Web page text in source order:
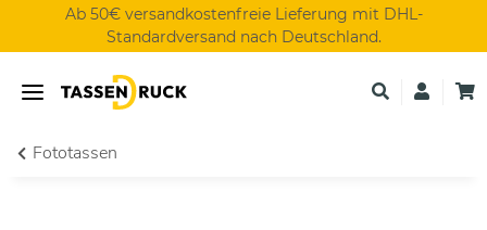
Ab 50€ versandkostenfreie Lieferung mit DHL-
Standardversand nach Deutschland.
Fototassen